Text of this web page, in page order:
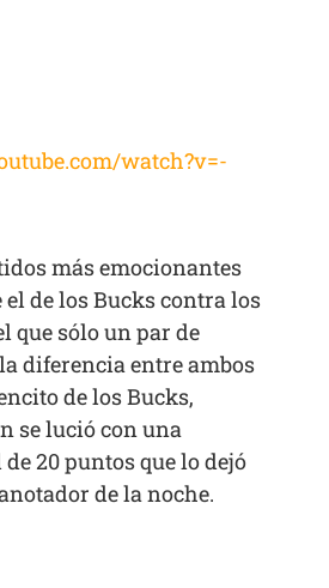
watch?v=-
más emocionantes
el de los Bucks contra los
que sólo un par de
diferencia entre ambos
de los Bucks,
se lució con una
20 puntos que lo dejó
de la noche.